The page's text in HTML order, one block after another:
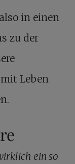
in einen
zu der
Leben
ein so